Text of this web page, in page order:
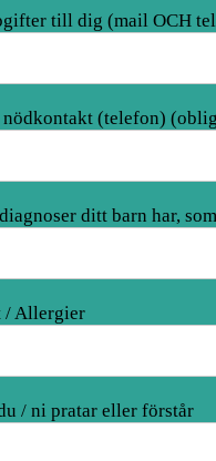
till dig (mail OCH
nödkontakt (telefon)
ditt barn har,
/ Allergier
/ ni pratar eller förstår